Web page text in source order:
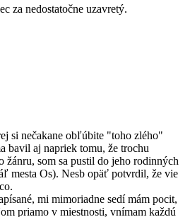
za nedostatočne uzavretý.
si nečakane obľúbite "toho zlého"
bavil aj napriek tomu, že trochu
som sa pustil do jeho rodinných
mesta Os). Nesb opäť potvrdil, že vie
mi mimoriadne sedí mám pocit,
priamo v miestnosti, vnímam každú